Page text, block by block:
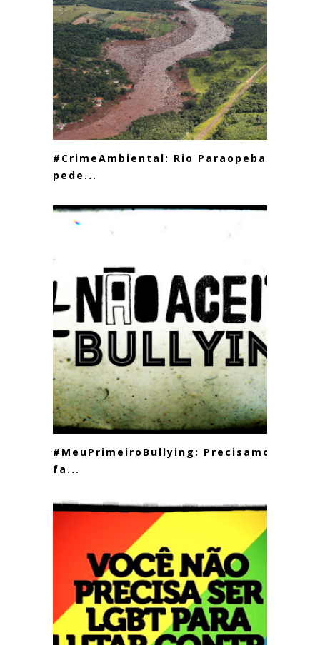
#CrimeAmbiental: Rio Paraopeba
pede...
#MeuPrimeiroBullying: Precisamos
fa...